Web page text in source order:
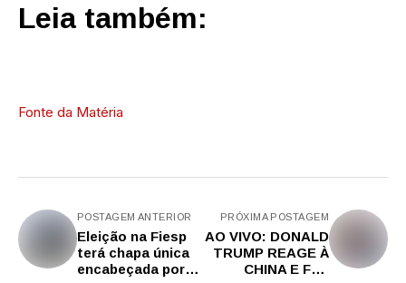
Leia também:
Fonte da Matéria
POSTAGEM ANTERIOR
Eleição na Fiesp
terá chapa única
encabeçada por
PRÓXIMA POSTAGEM
AO VIVO: DONALD
TRUMP REAGE À
CHINA E FAZ